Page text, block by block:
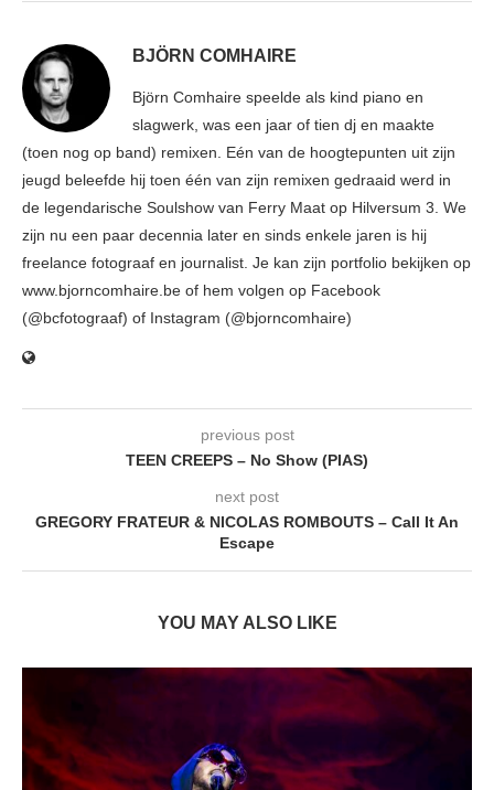
BJÖRN COMHAIRE
Björn Comhaire speelde als kind piano en
slagwerk, was een jaar of tien dj en maakte
(toen nog op band) remixen. Eén van de hoogtepunten uit zijn
jeugd beleefde hij toen één van zijn remixen gedraaid werd in
de legendarische Soulshow van Ferry Maat op Hilversum 3. We
zijn nu een paar decennia later en sinds enkele jaren is hij
freelance fotograaf en journalist. Je kan zijn portfolio bekijken op
www.bjorncomhaire.be of hem volgen op Facebook
(@bcfotograaf) of Instagram (@bjorncomhaire)
previous post
TEEN CREEPS – No Show (PIAS)
next post
GREGORY FRATEUR & NICOLAS ROMBOUTS – Call It An
Escape
YOU MAY ALSO LIKE